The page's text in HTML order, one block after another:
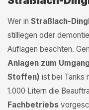
Wer in Straßlach-
stilllegen oder
Auflagen beachten.
Anlagen zum
Stoffen) ist bei Tanks
1.000 Litern die
Fachbetriebs